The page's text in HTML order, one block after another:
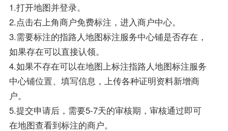
1.打开地图并登录。
2.点击右上角商户免费标注，进入商户中心。
3.需要标注的指路人地图标注服务中心铺是否存在，
如果存在可以直接认领。
4.如果不存在可以在地图上标注指路人地图标注服务
中心铺位置、填写信息，上传各种证明资料新增商
户。
5.提交申请后，需要5-7天的审核期，审核通过即可
在地图查看到标注的商户。